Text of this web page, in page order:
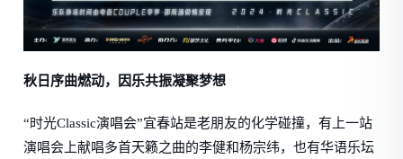
秋日序曲燃动，因乐共振凝聚梦想
“时光Classic演唱会”宜春站是老朋友的化学碰撞，有上一站
演唱会上献唱多首天籁之曲的李健和杨宗纬，也有华语乐坛